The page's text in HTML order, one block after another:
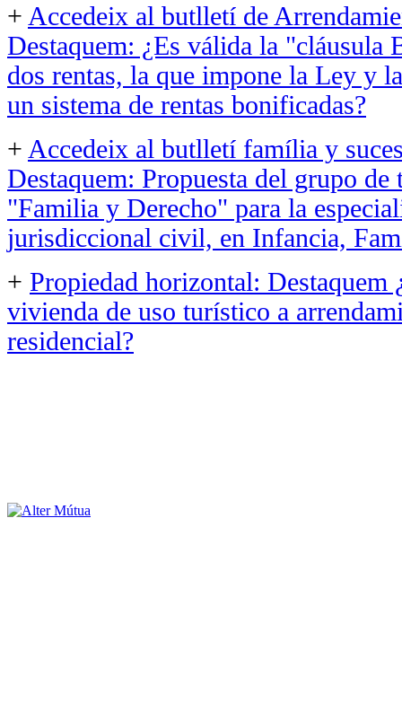
+ Accedeix al butlletí de
Destaquem: ¿Es válida la
dos rentas, la que impone la Ley y
un sistema de rentas bonificadas?
+ Accedeix al butlletí família y
Destaquem: Propuesta del grupo
"Familia y Derecho" para la
jurisdiccional civil, en Infancia,
+ Propiedad horizontal: Destaquem
vivienda de uso turístico a
residencial?